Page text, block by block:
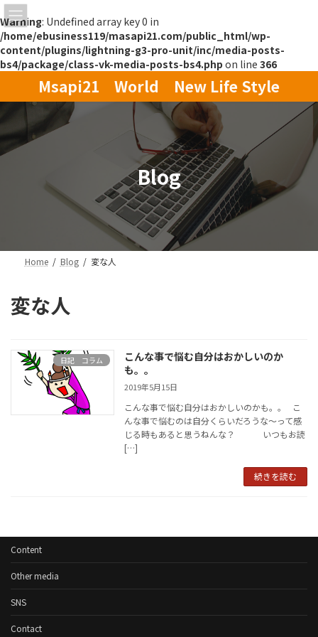
Warning: Undefined array key 0 in
/home/ebusiness119/masapi21.com/public_html/wp-
content/plugins/lightning-g3-pro-unit/inc/media-posts-
bs4/package/class-vk-media-posts-bs4.php on line 366
テ
ン
ツ
へ
ゲ
ー
シ
ョ
Msapi21 World New Life Style
Blog
Home Blog 変な人
変な人
日記 コラム
こんな事で悩む自分はおかしいのか
も。。
2019年5月15日
こんな事で悩む自分はおかしいのかも。。 こ
んな事で悩むのは自分くらいだろうな～って感
じる時もあると思うねんな？ いつもお読
[…]
続きを読む
Content
Other media
SNS
Contact